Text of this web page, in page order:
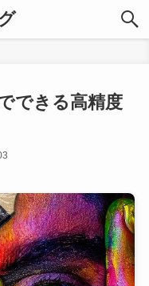
できる高精度